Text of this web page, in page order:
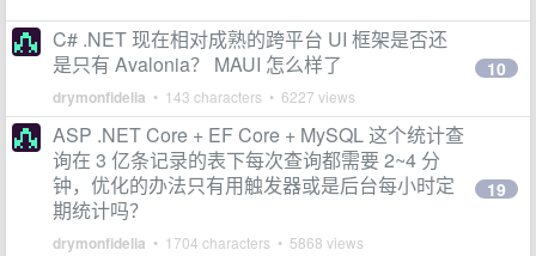
C# .NET 现在相对成熟的跨平台 UI 框架是否还
是只有 Avalonia？ MAUI 怎么样了
drymonfidelia • 143 characters • 6227 views
10
ASP .NET Core + EF Core + MySQL 这个统计查
询在 3 亿条记录的表下每次查询都需要 2~4 分
钟，优化的办法只有用触发器或是后台每小时定
期统计吗？
drymonfidelia • 1704 characters • 5868 views
19